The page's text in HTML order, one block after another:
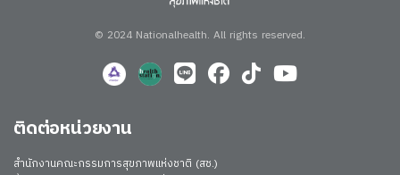
© 2024 Nationalhealth. All rights reserved.
ติดต่อหน่วยงาน
สำนักงานคณะกรรมการสุขภาพแห่งชาติ (สช.)